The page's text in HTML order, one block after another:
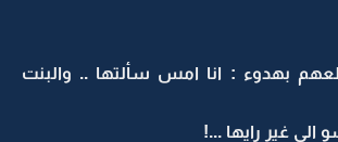
بهدوء : انا امس سألتها .. والبنت
الي غير رايها ...!